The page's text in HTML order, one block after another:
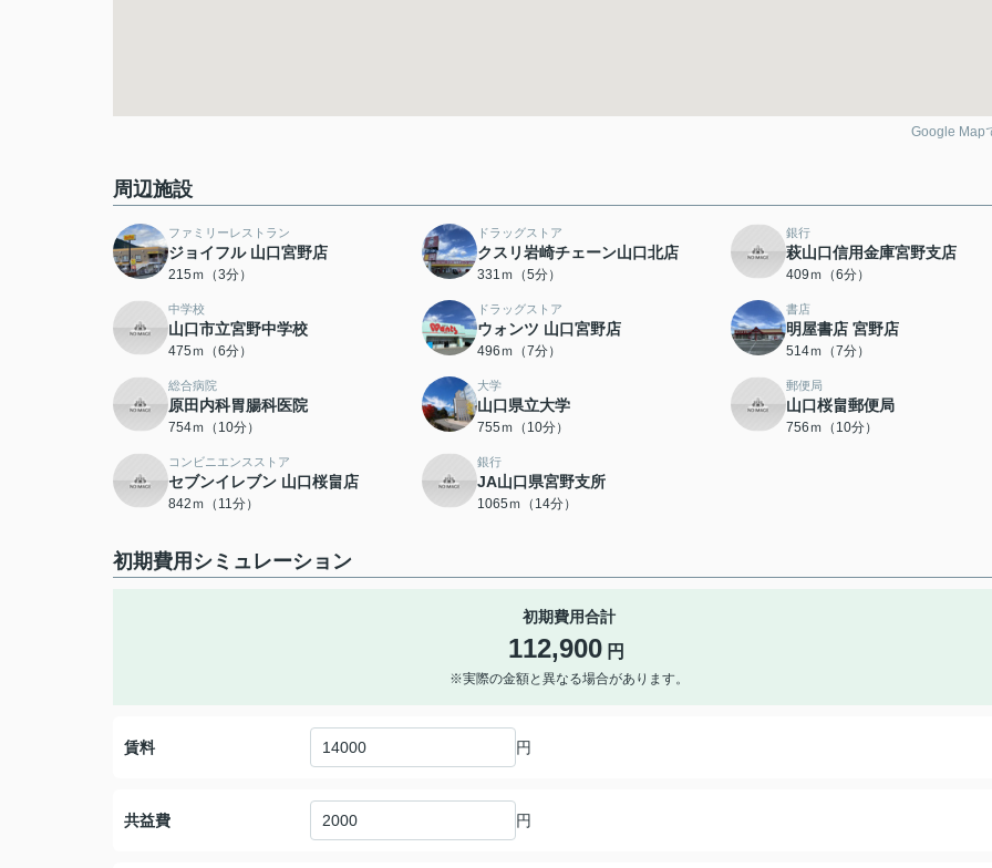
Google Map
周辺施設
ファミリーレストラン
ジョイフル 山口宮野店
215ｍ（3分）
ドラッグストア
クスリ岩崎チェーン山口北店
331ｍ（5分）
銀行
萩山口信用金庫宮野支店
409ｍ（6分）
中学校
山口市立宮野中学校
475ｍ（6分）
ドラッグストア
ウォンツ 山口宮野店
496ｍ（7分）
書店
明屋書店 宮野店
514ｍ（7分）
総合病院
原田内科胃腸科医院
754ｍ（10分）
大学
山口県立大学
755ｍ（10分）
郵便局
山口桜畠郵便局
756ｍ（10分）
コンビニエンスストア
セブンイレブン 山口桜畠店
842ｍ（11分）
銀行
JA山口県宮野支所
1065ｍ（14分）
初期費用シミュレーション
初期費用合計
112,900 円
※実際の金額と異なる場合があります。
賃料 円
共益費 円